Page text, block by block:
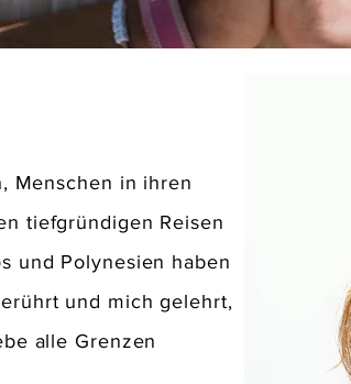
Menschen in ihren
tiefgründigen Reisen
und Polynesien haben
und mich gelehrt,
alle Grenzen